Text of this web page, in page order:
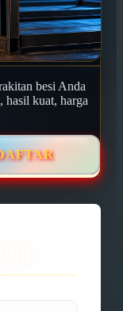
besi Anda
kuat, harga